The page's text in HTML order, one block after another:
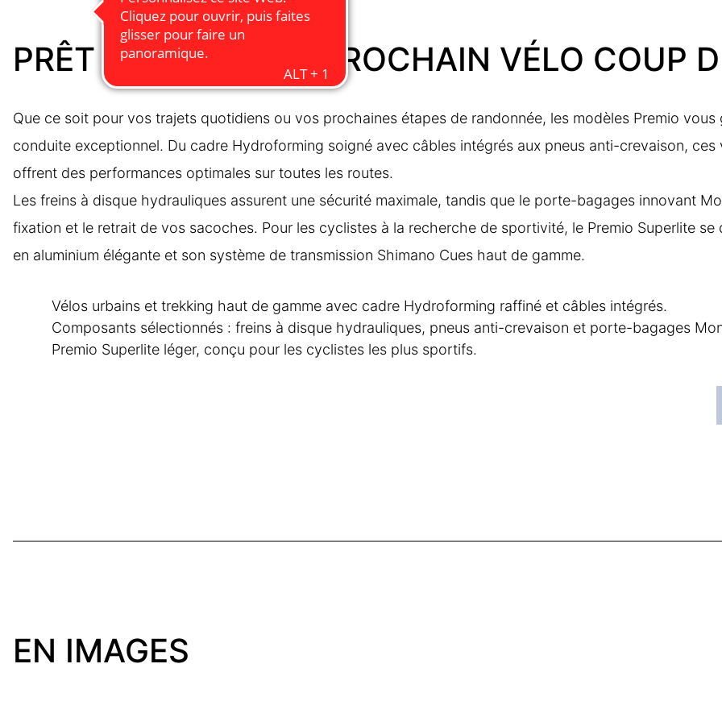
PRÊT POUR VOTRE PROCHAIN VÉLO COUP
Que ce soit pour vos trajets quotidiens ou vos prochaines étapes de randonnée, les modèles Premio vous
conduite exceptionnel. Du cadre Hydroforming soigné avec câbles intégrés aux pneus anti-crevaison, ces
offrent des performances optimales sur toutes les routes.
Les freins à disque hydrauliques assurent une sécurité maximale, tandis que le porte-bagages innovant
fixation et le retrait de vos sacoches. Pour les cyclistes à la recherche de sportivité, le Premio Superlite
en aluminium élégante et son système de transmission Shimano Cues haut de gamme.
Vélos urbains et trekking haut de gamme avec cadre Hydroforming raffiné et câbles intégrés.
Composants sélectionnés : freins à disque hydrauliques, pneus anti-crevaison et porte-bagages
Premio Superlite léger, conçu pour les cyclistes les plus sportifs.
EN IMAGES